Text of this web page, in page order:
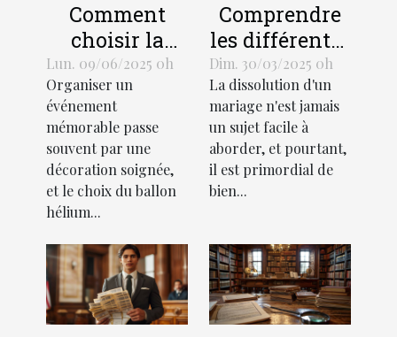
Comment
choisir la
taille et le
design d'un
ballon hélium
pour votre
événement
Lun. 09/06/2025 0h
Organiser un
événement
mémorable passe
souvent par une
décoration soignée,
et le choix du ballon
hélium...
Comprendre
les différentes
procédures de
divorce et
leurs impacts
Dim. 30/03/2025 0h
La dissolution d'un
mariage n'est jamais
un sujet facile à
aborder, et pourtant,
il est primordial de
bien...